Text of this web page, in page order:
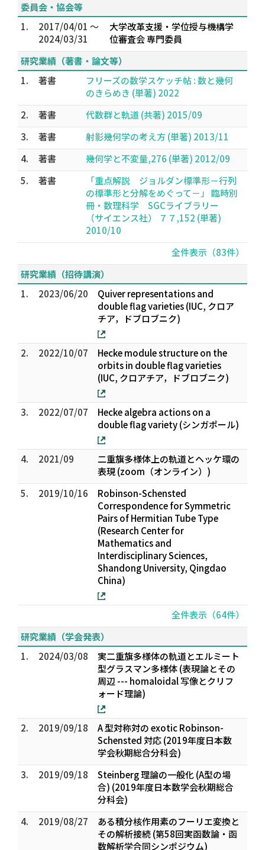
委員会・協会等
1.
2017/04/01 ～
2024/03/31
大学改革支援・学位授与機構学
位審査会 専門委員
研究業績（著書・論文等）
1.
著書
フリーズの数学スケッチ帖 : 数と幾何
のきらめき (単著) 2022
2.
著書
代数群と軌道 (共著) 2015/09
3.
著書
射影幾何学の考え方 (単著) 2013/11
4.
著書
幾何学と不変量,276 (単著) 2012/09
5.
著書
「重点解説 ジョルダン標準形－行列
の標準形と分解をめぐって－」 臨時別
冊・数理科学 SGCライブラリー
（サイエンス社） ７７,152 (単著)
2010/10
全件表示（83件）
研究業績（招待講演）
1.
2023/06/20
Quiver representations and
double flag varieties (IUC, クロア
チア，ドブロブニク)
2. 2022/10/07
Hecke module structure on the
orbits in double flag varieties
(IUC, クロアチア，ドブロブニク)
3. 2022/07/07
Hecke algebra actions on a
double flag variety (シンガポール)
4. 2021/09
二重旗多様体上の軌道とヘッケ環の
表現 (zoom（オンライン）)
5.
2019/10/16
Robinson-Schensted
Correspondence for Symmetric
Pairs of Hermitian Tube Type
(Research Center for
Mathematics and
Interdisciplinary Sciences,
Shandong University, Qingdao
China)
全件表示（64件）
研究業績（学会発表）
1.
2024/03/08
実二重旗多様体の軌道とエルミート
型グラスマン多様体 (表現論とその
周辺 --- homaloidal 写像とクリフ
ォード理論)
2. 2019/09/18
A 型対称対の exotic Robinson-
Schensted 対応 (2019年度日本数
学会秋期総合分科会)
3.
2019/09/18
Steinberg 理論の一般化 (A型の場
合) (2019年度日本数学会秋期総合
分科会)
4.
2019/08/27
ある積分核作用素のフーリエ変換と
その解析接続 (第58回実函数論・函
数解析学合同シンポジウム)